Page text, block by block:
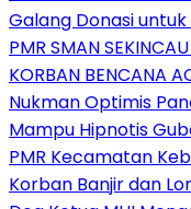
Galang Donasi
PMR SMAN
KORBAN BENCANA
Nukman Optimis
Mampu Hipnotis
PMR Kecamatan
Korban Banjir dan